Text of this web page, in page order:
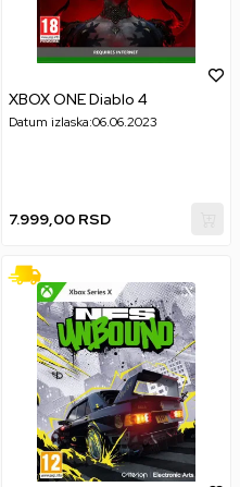
XBOX ONE Diablo 4
Datum izlaska:06.06.2023
7.999,00 RSD